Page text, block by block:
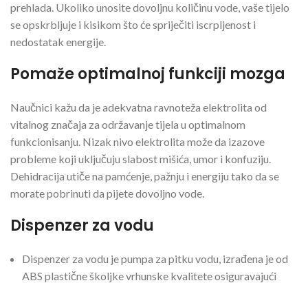
prehlada. Ukoliko unosite dovoljnu količinu vode, vaše tijelo
se opskrbljuje i kisikom što će spriječiti iscrpljenost i
nedostatak energije.
Pomaže optimalnoj funkciji mozga
Naučnici kažu da je adekvatna ravnoteža elektrolita od
vitalnog značaja za održavanje tijela u optimalnom
funkcionisanju. Nizak nivo elektrolita može da izazove
probleme koji uključuju slabost mišića, umor i konfuziju.
Dehidracija utiče na pamćenje, pažnju i energiju tako da se
morate pobrinuti da pijete dovoljno vode.
Dispenzer za vodu
Dispenzer za vodu je pumpa za pitku vodu, izrađena je od
ABS plastične školjke vrhunske kvalitete osiguravajući